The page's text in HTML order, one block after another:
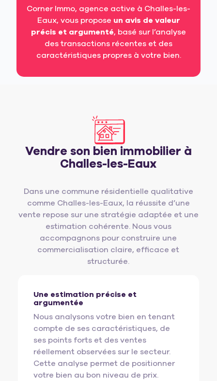
Corner Immo, agence active à Challes-les-
Eaux, vous propose un avis de valeur
précis et argumenté, basé sur l’analyse
des transactions récentes et des
caractéristiques propres à votre bien.
Vendre son bien immobilier à
Challes-les-Eaux
Dans une commune résidentielle qualitative
comme Challes-les-Eaux, la réussite d’une
vente repose sur une stratégie adaptée et une
estimation cohérente. Nous vous
accompagnons pour construire une
commercialisation claire, efficace et
structurée.
Une estimation précise et
argumentée
Nous analysons votre bien en tenant
compte de ses caractéristiques, de
ses points forts et des ventes
réellement observées sur le secteur.
Cette analyse permet de positionner
votre bien au bon niveau de prix.